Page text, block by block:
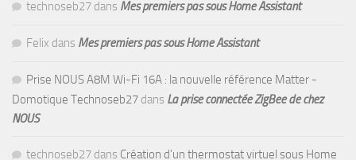
technoseb27 dans Mes premiers pas sous Home Assistant
Felix dans Mes premiers pas sous Home Assistant
Prise NOUS A8M Wi-Fi 16A : la nouvelle référence Matter -
Domotique Technoseb27 dans La prise connectée ZigBee de chez
NOUS
technoseb27 dans Création d’un thermostat virtuel sous Home